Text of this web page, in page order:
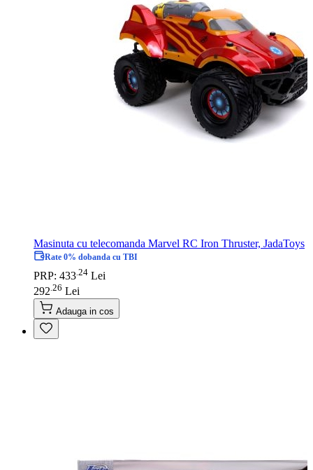
Masinuta cu telecomanda Marvel RC Iron Thruster, JadaToys
Rate 0% dobanda cu TBI
PRP: 433 24 Lei
292 26 Lei
Adauga in cos